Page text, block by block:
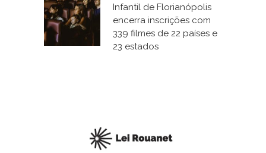
Infantil de Florianópolis
encerra inscrições com
339 filmes de 22 países e
23 estados